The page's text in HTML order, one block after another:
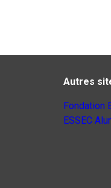
Autres
Fondation
ESSEC